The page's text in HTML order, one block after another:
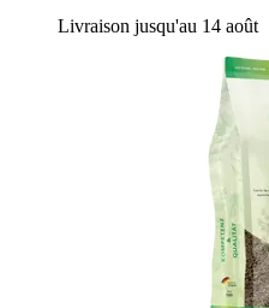
Livraison jusqu'au 14 août